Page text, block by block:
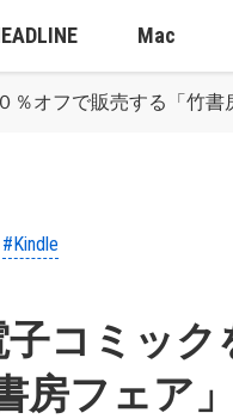
Mac
％オフで販売する「竹書
#Kindle
コミック
房フェア